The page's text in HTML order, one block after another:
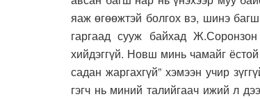
яаж өгөөжтэй болгох вэ, шинэ
гаргаад сууж байхад
хийдэггүй. Новш минь чамайг
садан жаргахгүй” хэмээн учир
гэгч нь миний талийгаач ижий л